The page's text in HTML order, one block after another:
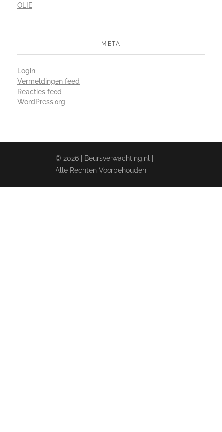
OLIE
META
Login
Vermeldingen feed
Reacties feed
WordPress.org
© 2026 | Beursverwachting.nl |
Alle Rechten Voorbehouden